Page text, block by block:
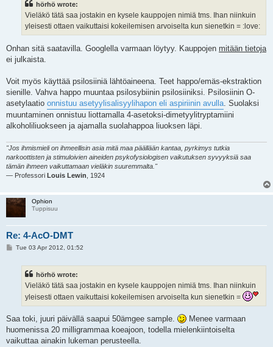
hörhö wrote:
Vieläkö tätä saa jostakin en kysele kauppojen nimiä tms. Ihan niinkuin
yleisesti ottaen vaikuttaisi kokeilemisen arvoiselta kun sienetkin = :love:
Onhan sitä saatavilla. Googlella varmaan löytyy. Kauppojen mitään tietoja
ei julkaista.
Voit myös käyttää psilosiiniä lähtöaineena. Teet happo/emäs-ekstraktion
sienille. Vahva happo muuntaa psilosybiinin psilosiiniksi. Psilosiinin O-
asetylaatio onnistuu asetyylisalisyylihapon eli aspiriinin avulla . Suolaksi
muuntaminen onnistuu liottamalla 4-asetoksi-dimetyylitryptamiini
alkoholiliuokseen ja ajamalla suolahappoa liuoksen läpi.
"Jos ihmismieli on ihmeellisin asia mitä maa päällään kantaa, pyrkimys tutkia
narkoottisten ja stimuloivien aineiden psykofysiologisen vaikutuksen syvyyksiä saa
tämän ihmeen vaikuttamaan vieläkin suuremmalta."
— Professori Louis Lewin , 1924
Ophion
Tuppisuu
Re: 4-AcO-DMT
PTue 03 Apr 2012, 01:52
hörhö wrote:
Vieläkö tätä saa jostakin en kysele kauppojen nimiä tms. Ihan niinkuin
yleisesti ottaen vaikuttaisi kokeilemisen arvoiselta kun sienetkin =
Saa toki, juuri päivällä saapui 50ämgee sample.
Menee varmaan
huomenissa 20 milligrammaa koeajoon, todella mielenkiintoiselta
vaikuttaa ainakin lukeman perusteella.